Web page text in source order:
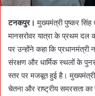
टनकपुर। मुख्यमंत्री पुष्कर
मानसरोवर यात्रा के प्रथम दल
पर उन्होंने कहा कि
संरक्षण और धार्मिक स्थलों के
स्तर पर मजबूत हुई है।
चेतना और राष्ट्रीय समरसता का